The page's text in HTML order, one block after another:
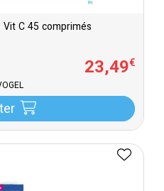
C 45 comprimés
23,49€